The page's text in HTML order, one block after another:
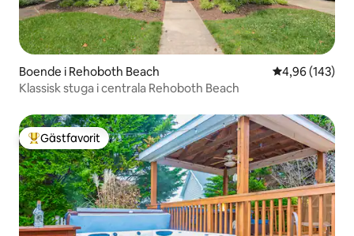
Boende i Rehoboth Beach 4,96 av 5 i
4,96 (143)
Klassisk stuga i centrala Rehoboth Beach
Populär gästfavorit
Gästfavorit